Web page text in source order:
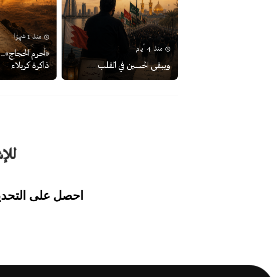
منذ 4 أيام
ويبقى الحسين في القلب
منذ 1 شهرًا
«أحرم
ذاكرة كربلاء